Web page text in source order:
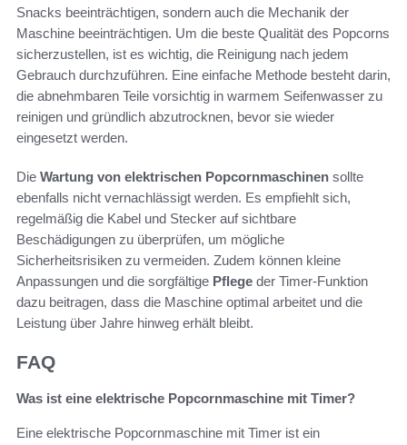
Snacks beeinträchtigen, sondern auch die Mechanik der
Maschine beeinträchtigen. Um die beste Qualität des Popcorns
sicherzustellen, ist es wichtig, die Reinigung nach jedem
Gebrauch durchzuführen. Eine einfache Methode besteht darin,
die abnehmbaren Teile vorsichtig in warmem Seifenwasser zu
reinigen und gründlich abzutrocknen, bevor sie wieder
eingesetzt werden.
Die Wartung von elektrischen Popcornmaschinen sollte
ebenfalls nicht vernachlässigt werden. Es empfiehlt sich,
regelmäßig die Kabel und Stecker auf sichtbare
Beschädigungen zu überprüfen, um mögliche
Sicherheitsrisiken zu vermeiden. Zudem können kleine
Anpassungen und die sorgfältige Pflege der Timer-Funktion
dazu beitragen, dass die Maschine optimal arbeitet und die
Leistung über Jahre hinweg erhält bleibt.
FAQ
Was ist eine elektrische Popcornmaschine mit Timer?
Eine elektrische Popcornmaschine mit Timer ist ein